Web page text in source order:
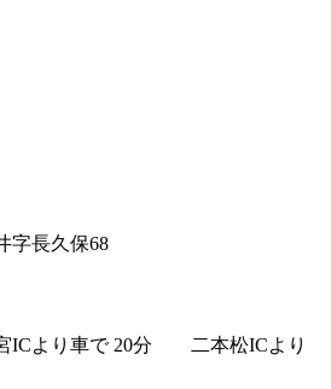
字長久保68
より車で 20分 二本松ICより